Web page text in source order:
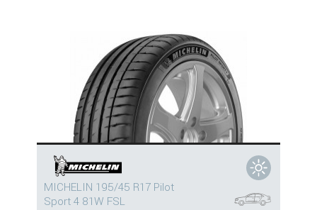
MICHELIN 195/45 R17 Pilot
Sport 4 81W FSL